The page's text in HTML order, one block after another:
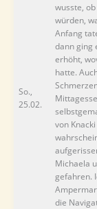
So.,
25.02.
wusste,
würden,
Anfang
dann ging
erhöht,
hatte.
von
Michaela
gefahren.
die